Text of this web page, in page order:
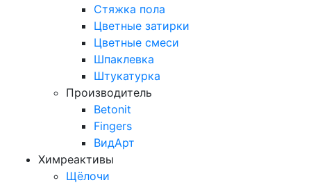
Стяжка пола
Цветные затирки
Цветные смеси
Шпаклевка
Штукатурка
Производитель
Betonit
Fingers
ВидАрт
Химреактивы
Щёлочи